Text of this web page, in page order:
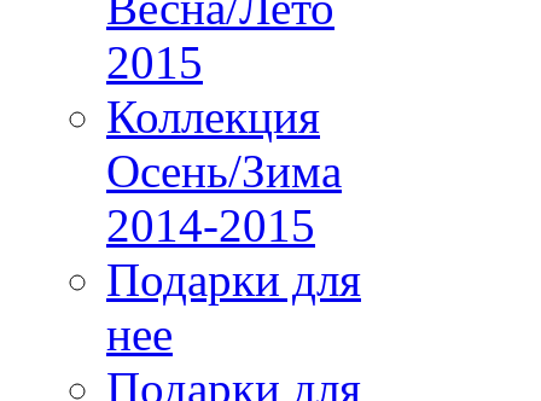
2015
Коллекция
Осень/Зима
2014-2015
Подарки для
нее
Подарки для